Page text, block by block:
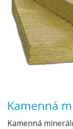
Kamenná
Kamenná